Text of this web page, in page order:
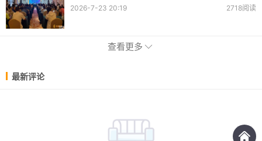
2026-7-23 20:19 2718阅读
查看更多
最新评论